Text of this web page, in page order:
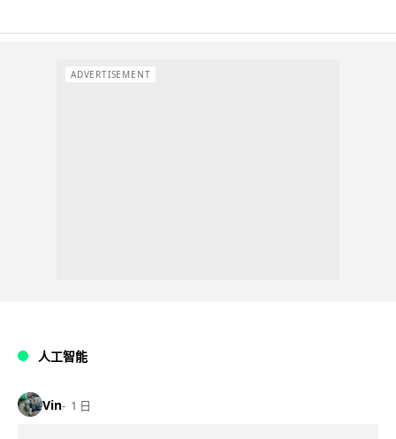
ADVERTISEMENT
人工智能
Vin 1 日